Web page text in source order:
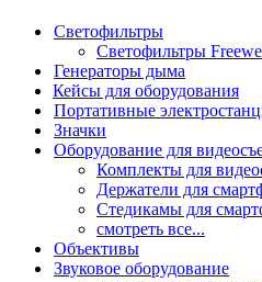
Светофильтры
Светофильтры
Генераторы дыма
Кейсы для оборудования
Портативные
Значки
Оборудование для
Комплекты для
Держатели для
Стедикамы для
смотреть все...
Объективы
Звуковое оборудование